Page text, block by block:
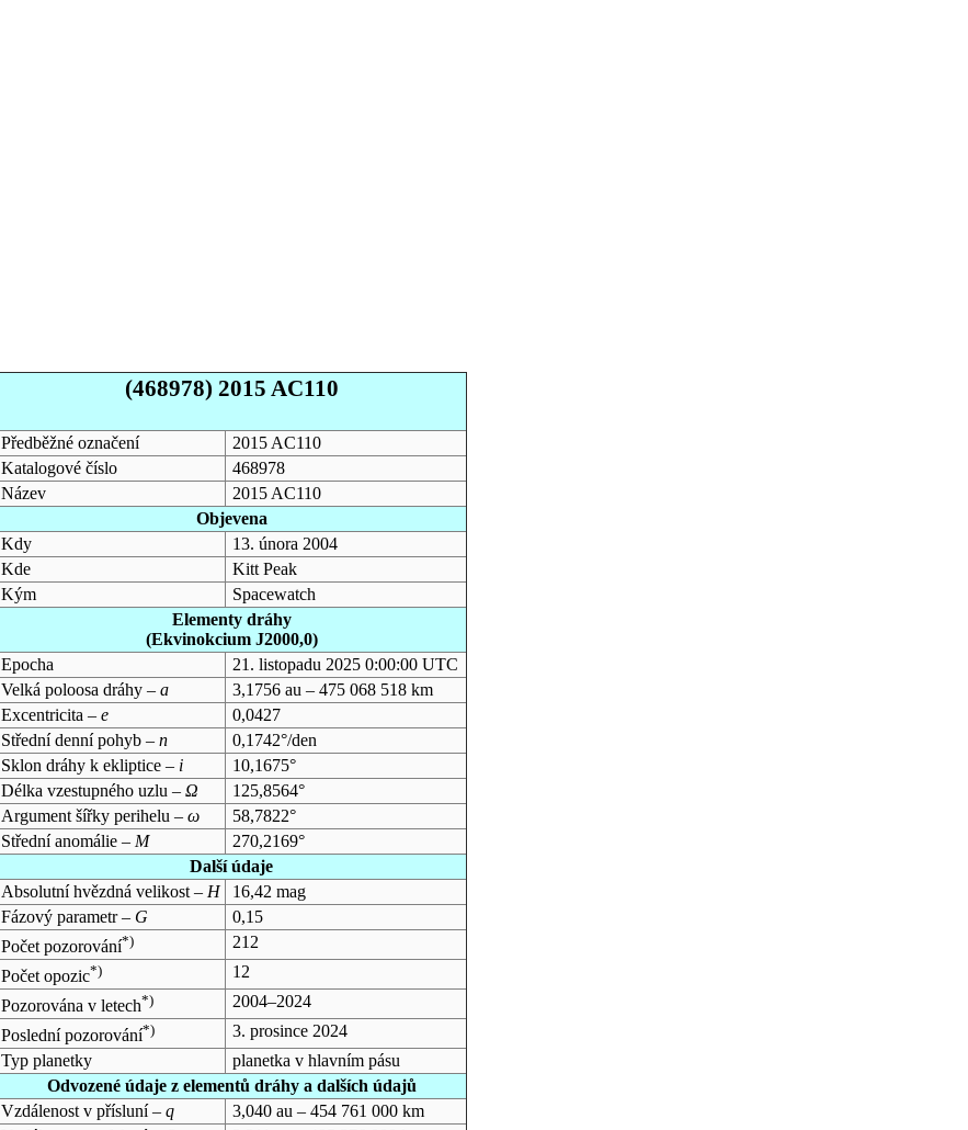
(468978) 2015 AC110
Předběžné označení
2015 AC110
Katalogové číslo
468978
Název
2015 AC110
Objevena
Kdy
13. února 2004
Kde
Kitt Peak
Kým
Spacewatch
Elementy dráhy
(Ekvinokcium J2000,0)
Epocha
21. listopadu 2025 0:00:00 UTC
Velká poloosa dráhy – a
3,1756 au – 475 068 518 km
Excentricita – e
0,0427
Střední denní pohyb – n
0,1742°/den
Sklon dráhy k ekliptice – i
10,1675°
Délka vzestupného uzlu – Ω
125,8564°
Argument šířky perihelu – ω
58,7822°
Střední anomálie – M
270,2169°
Další údaje
Absolutní hvězdná velikost – H
16,42 mag
Fázový parametr – G
0,15
Počet pozorování*)
212
Počet opozic*)
12
Pozorována v letech*)
2004–2024
Poslední pozorování*)
3. prosince 2024
Typ planetky
planetka v hlavním pásu
Odvozené údaje z elementů dráhy a dalších údajů
Vzdálenost v přísluní – q
3,040 au – 454 761 000 km